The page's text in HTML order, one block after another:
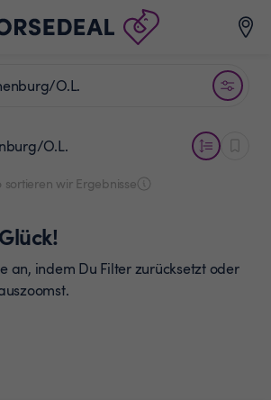
O.L.
sortieren wir Ergebnisse
an, indem Du Filter zurücksetzt oder